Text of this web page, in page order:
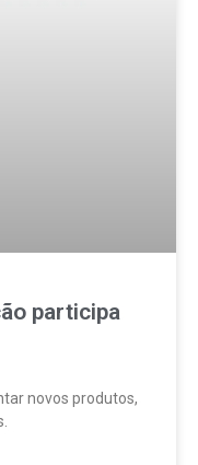
participa
novos produtos,